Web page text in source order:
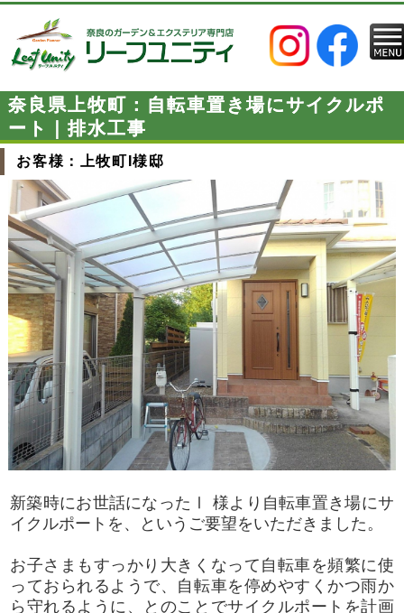
奈良県上牧町：自転車置き場にサイクルポ
ート｜排水工事
お客様：上牧町I様邸
新築時にお世話になったⅠ 様より自転車置き場にサ
イクルポートを、というご要望をいただきました。
お子さまもすっかり大きくなって自転車を頻繁に使
っておられるようで、自転車を停めやすくかつ雨か
ら守れるように、とのことでサイクルポートを計画